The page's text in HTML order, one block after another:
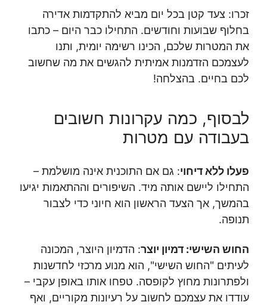
זכרו: צעד קטן בכל יום מביא להתקדמות אדירה
בחלוף שבועות וחודשים. התחילו כבר היום – כתבו
את המטרות שלכם, הכינו רשימה יומית, ותנו
לעצמכם הזדמנות אמיתית להגשים את מה שחשוב
לכם בחיים. בהצלחה!
לבסוף, כמה עקרונות חשובים
בעבודה עם מטרות
פעלו ללא דיחוי: גם אם התוכנית אינה מושלמת –
התחילו ליישם אותה מיד. השיפורים וההתאמות יגיעו
בהמשך, אך הצעד הראשון הוא חיוני כדי לצבור
תנופה.
החוש השישי: דמיון יוצר: הדמיון היוצר, המכונה
לעיתים "החוש השישי", הוא מנוע מרכזי לחדשנות
ולפתרונות מחוץ לקופסה. טפחו אותו באופן עקבי –
עודדו את עצמכם לחשוב על רעיונות מקוריים, ואף